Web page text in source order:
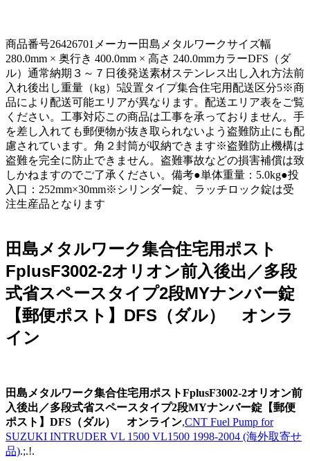
商品番号26426701メーカー田島メタルワークサイズ幅
280.0mm × 奥行き 400.0mm × 高さ 240.0mmカラーDFS（ダ
ル）通常納期３～７日後発送素材ステンレス出し入れ方法前
入れ後出し重量（kg）5設置タイプ集合住宅用配送区分5※商
品により配送可能エリアが異なります。配送エリア表をご覧
ください。工事対応この商品は工事を承っておりません。手
を差し入れても郵便物が抜き取られないよう盗難防止にも配
慮されています。角２封筒が収納できます※盗難防止機構は
盗難を完全に防止できません。盗難事故などの損害補償は致
しかねますのでご了承ください。備考●単体重量：5.0kg●投
入口：252mm×30mm※シリンダー錠、ラッチロック錠は受
注生産品となります
田島メタルワーク集合住宅用ポスト
FplusF3002-2オリオン前入後出／多段
式省スペースタイプ2段MYナンバー錠
【郵便ポスト】DFS（ダル） オンラ
イン
田島メタルワーク集合住宅用ポストFplusF3002-2オリオン前
入後出／多段式省スペースタイプ2段MYナンバー錠【郵便
ポスト】DFS（ダル） オンライン,CNT Fuel Pump for
SUZUKI INTRUDER VL 1500 VL1500 1998-2004 (海外取寄せ
品).;.!.